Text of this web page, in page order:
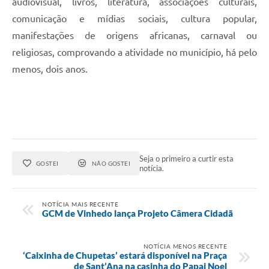
comunicação e mídias sociais, cultura popular,
manifestações de origens africanas, carnaval ou
religiosas, comprovando a atividade no município, há pelo
menos, dois anos.
GOSTEI NÃO GOSTEI
Seja o primeiro a curtir esta
notícia.
NOTÍCIA MAIS RECENTE
GCM de Vinhedo lança Projeto Câmera Cidadã
NOTÍCIA MENOS RECENTE
‘Caixinha de Chupetas’ estará disponível na Praça
de Sant’Ana na casinha do Papai Noel